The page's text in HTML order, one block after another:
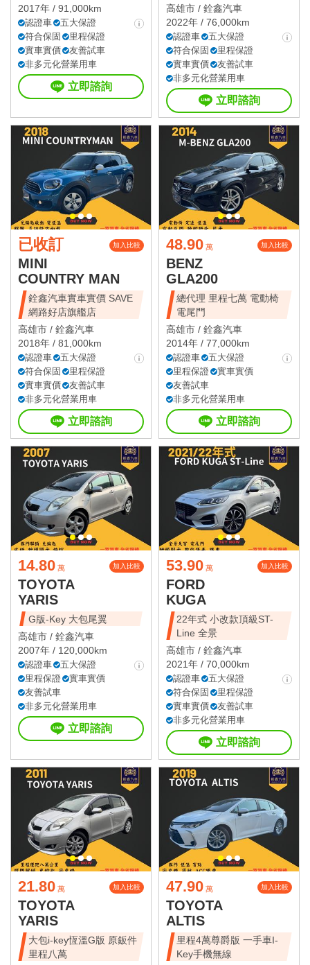
2017年 / 91,000km
認證車
五大保證
符合保固
里程保證
實車實價
友善試車
非多元化營業用車
立即諮詢
高雄市 / 銓鑫汽車
2022年 / 76,000km
認證車
五大保證
符合保固
里程保證
實車實價
友善試車
非多元化營業用車
立即諮詢
已收訂 加入比較
MINI
COUNTRY MAN
銓鑫汽車實車實價 SAVE
網路好店旗艦店
高雄市 / 銓鑫汽車
2018年 / 81,000km
認證車
五大保證
符合保固
里程保證
實車實價
友善試車
非多元化營業用車
立即諮詢
48.90 萬 加入比較
BENZ
GLA200
總代理 里程七萬 電動椅
電尾門
高雄市 / 銓鑫汽車
2014年 / 77,000km
認證車
五大保證
里程保證
實車實價
友善試車
非多元化營業用車
立即諮詢
14.80 萬 加入比較
TOYOTA
YARIS
G版-Key 大包尾翼
高雄市 / 銓鑫汽車
2007年 / 120,000km
認證車
五大保證
里程保證
實車實價
友善試車
非多元化營業用車
立即諮詢
53.90 萬 加入比較
FORD
KUGA
22年式 小改款頂級ST-
Line 全景
高雄市 / 銓鑫汽車
2021年 / 70,000km
認證車
五大保證
符合保固
里程保證
實車實價
友善試車
非多元化營業用車
立即諮詢
21.80 萬 加入比較
TOYOTA
YARIS
大包i-key恆溫G版 原鈑件
里程八萬
47.90 萬 加入比較
TOYOTA
ALTIS
里程4萬尊爵版 一手車I-
Key手機無線